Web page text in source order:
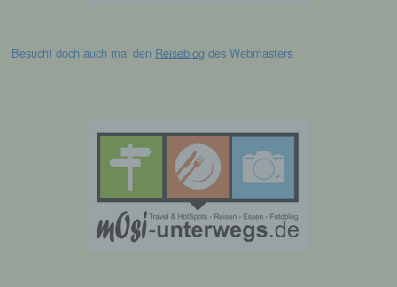
Besucht doch auch mal den Reiseblog des Webmasters
Verantwortlicher oder für die Verarbeitung
Verantwortlicher ist die natürliche oder
juristische Person, Behörde, Einrichtung
oder andere Stelle, die allein oder
gemeinsam mit anderen über die Zwecke
und Mittel der Verarbeitung von
personenbezogenen Daten entscheidet.